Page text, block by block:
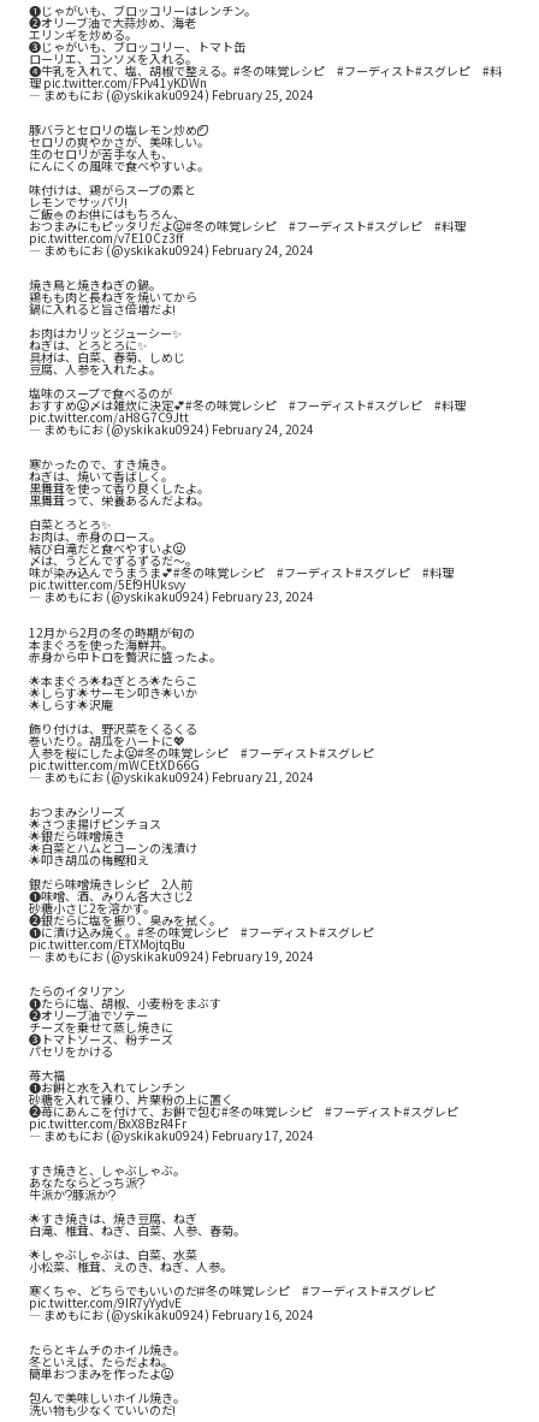
❶じゃがいも、ブロッコリーはレンチン。
❷オリーブ油で大蒜炒め、海老
エリンギを炒める。
❸じゃがいも、ブロッコリー、トマト缶
ローリエ、コンソメを入れる。
❹牛乳を入れて、塩、胡椒で整える。 #冬の味覚レシピ #フーディスト#スグレピ #料
理 pic.twitter.com/FPv41yKDWn
— まめもにお (@yskikaku0924) February 25, 2024
豚バラとセロリの塩レモン炒め🍋
セロリの爽やかさが、美味しい。
生のセロリが苦手な人も、
にんにくの風味で食べやすいよ。
味付けは、鶏がらスープの素と
レモンでサッパリ❗️
ご飯🍚のお供にはもちろん、
おつまみにもピッタリだよ😃#冬の味覚レシピ #フーディスト#スグレピ #料理
pic.twitter.com/v7E10Cz3ff
— まめもにお (@yskikaku0924) February 24, 2024
焼き鳥と焼きねぎの鍋。
鶏もも肉と長ねぎを焼いてから
鍋に入れると旨さ倍増だよ❗️
お肉はカリッとジューシー✨
ねぎは、とろとろに✨
具材は、白菜、春菊、しめじ
豆腐、人参を入れたよ。
塩味のスープで食べるのが
おすすめ😃〆は雑炊に決定💕#冬の味覚レシピ #フーディスト#スグレピ #料理
pic.twitter.com/aH8G7C9Jtt
— まめもにお (@yskikaku0924) February 24, 2024
寒かったので、すき焼き。
ねぎは、焼いて香ばしく。
黒舞茸を使って香り良くしたよ。
黒舞茸って、栄養あるんだよね。
白菜とろとろ✨
お肉は、赤身のロース。
結び白滝だと食べやすいよ😃
〆は、うどんでずるずるだ〜。
味が染み込んでうまうま💕#冬の味覚レシピ #フーディスト#スグレピ #料理
pic.twitter.com/5Ef9HUksvy
— まめもにお (@yskikaku0924) February 23, 2024
12月から2月の冬の時期が旬の
本まぐろを使った海鮮丼。
赤身から中トロを贅沢に盛ったよ。
🌟本まぐろ🌟ねぎとろ🌟たらこ
🌟しらす🌟サーモン叩き🌟いか
🌟しらす🌟沢庵
飾り付けは、野沢菜をくるくる
巻いたり。胡瓜をハートに💖
人参を桜にしたよ😃#冬の味覚レシピ #フーディスト#スグレピ
pic.twitter.com/mWCEtXD66G
— まめもにお (@yskikaku0924) February 21, 2024
おつまみシリーズ
🌟さつま揚げピンチョス
🌟銀だら味噌焼き
🌟白菜とハムとコーンの浅漬け
🌟叩き胡瓜の梅鰹和え
銀だら味噌焼きレシピ 2人前
❶味噌、酒、みりん各大さじ2
砂糖小さじ2を溶かす。
❷銀だらに塩を振り、臭みを拭く。
❶に漬け込み焼く。 #冬の味覚レシピ #フーディスト#スグレピ
pic.twitter.com/ETXMojtqBu
— まめもにお (@yskikaku0924) February 19, 2024
たらのイタリアン
❶たらに塩、胡椒、小麦粉をまぶす
❷オリーブ油でソテー
チーズを乗せて蒸し焼きに
❸トマトソース、粉チーズ
パセリをかける
苺大福
❶お餅と水を入れてレンチン
砂糖を入れて練り、片栗粉の上に置く
❷苺にあんこを付けて、お餅で包む#冬の味覚レシピ #フーディスト#スグレピ
pic.twitter.com/BxX8BzR4Fr
— まめもにお (@yskikaku0924) February 17, 2024
すき焼きと、しゃぶしゃぶ。
あなたならどっち派❓
牛派か❓豚派か❓
🌟すき焼きは、焼き豆腐、ねぎ
白滝、椎茸、ねぎ、白菜、人参、春菊。
🌟しゃぶしゃぶは、白菜、水菜
小松菜、椎茸、えのき、ねぎ、人参。
寒くちゃ、どちらでもいいのだ❗️#冬の味覚レシピ #フーディスト#スグレピ
pic.twitter.com/9IR7yYydvE
— まめもにお (@yskikaku0924) February 16, 2024
たらとキムチのホイル焼き。
冬といえば、たらだよね。
簡単おつまみを作ったよ😃
包んで美味しいホイル焼き。
洗い物も少なくていいのだ❗️